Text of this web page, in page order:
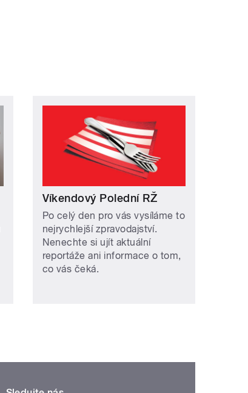
Víkendový Polední RŽ
Po celý den pro vás vysíláme to
nejrychlejší zpravodajství.
Nenechte si ujít aktuální
reportáže ani informace o tom,
co vás čeká.